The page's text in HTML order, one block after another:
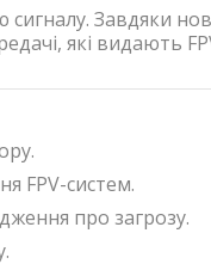
Завдяки
які видають
FPV-систем.
про загрозу.